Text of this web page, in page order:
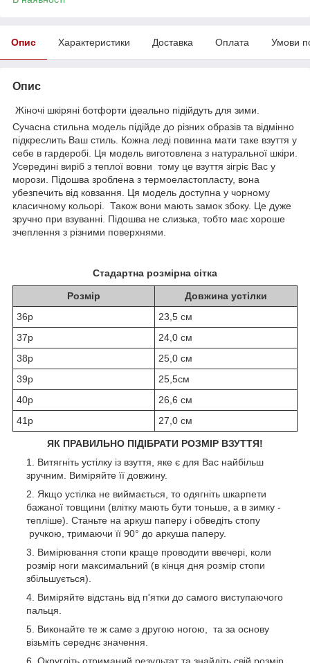
Опис Характеристики Доставка Оплата Умови
Опис
Жіночі шкіряні ботфорти ідеально підійдуть для зими.
Сучасна стильна модель підійде до різних образів та відмінно
підкреслить Ваш стиль. Кожна леді повинна мати таке взуття у
себе в гардеробі. Ця модель виготовлена з натуральної шкіри.
Усередині виріб з теплої вовни тому це взуття зігріє Вас у
морози. Підошва зроблена з термоеластопласту, вона
убезпечить від ковзання. Ця модель доступна у чорному
класичному кольорі. Також вони мають замок збоку. Це дуже
зручно при взуванні. Підошва не слизька, тобто має хороше
зчеплення з різними поверхнями.
Стадартна розмірна сітка
Розмір
Довжина устілки
36р
23,5 см
37р
24,0 см
38р
25,0 см
39р
25,5см
40р
26,6 см
41р
27,0 см
ЯК ПРАВИЛЬНО ПІДІБРАТИ РОЗМІР ВЗУТТЯ!
Витягніть устілку із взуття, яке є для Вас найбільш
зручним. Виміряйте її довжину.
Якщо устілка не виймається, то одягніть шкарпети
бажаної товщини (влітку мають бути тоньше, а в зимку -
тепліше). Станьте на аркуш паперу і обведіть стопу
ручкою, тримаючи її 90° до аркуша паперу.
Вимірювання стопи краще проводити ввечері, коли
розмір ноги максимальний (в кінця дня розмір стопи
збільшується).
Виміряйте відстань від п'ятки до самого виступаючого
пальця.
Виконайте те ж саме з другою ногою, та за основу
візьміть середнє значення.
Округліть отриманий результат та знайдіть свій розмір